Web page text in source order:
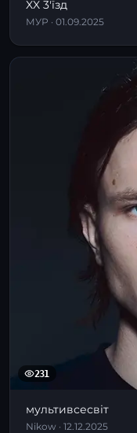
XX 3'їзд
МУР · 01.09.2025
231
мультивсесвіт
Nikow · 12.12.2025